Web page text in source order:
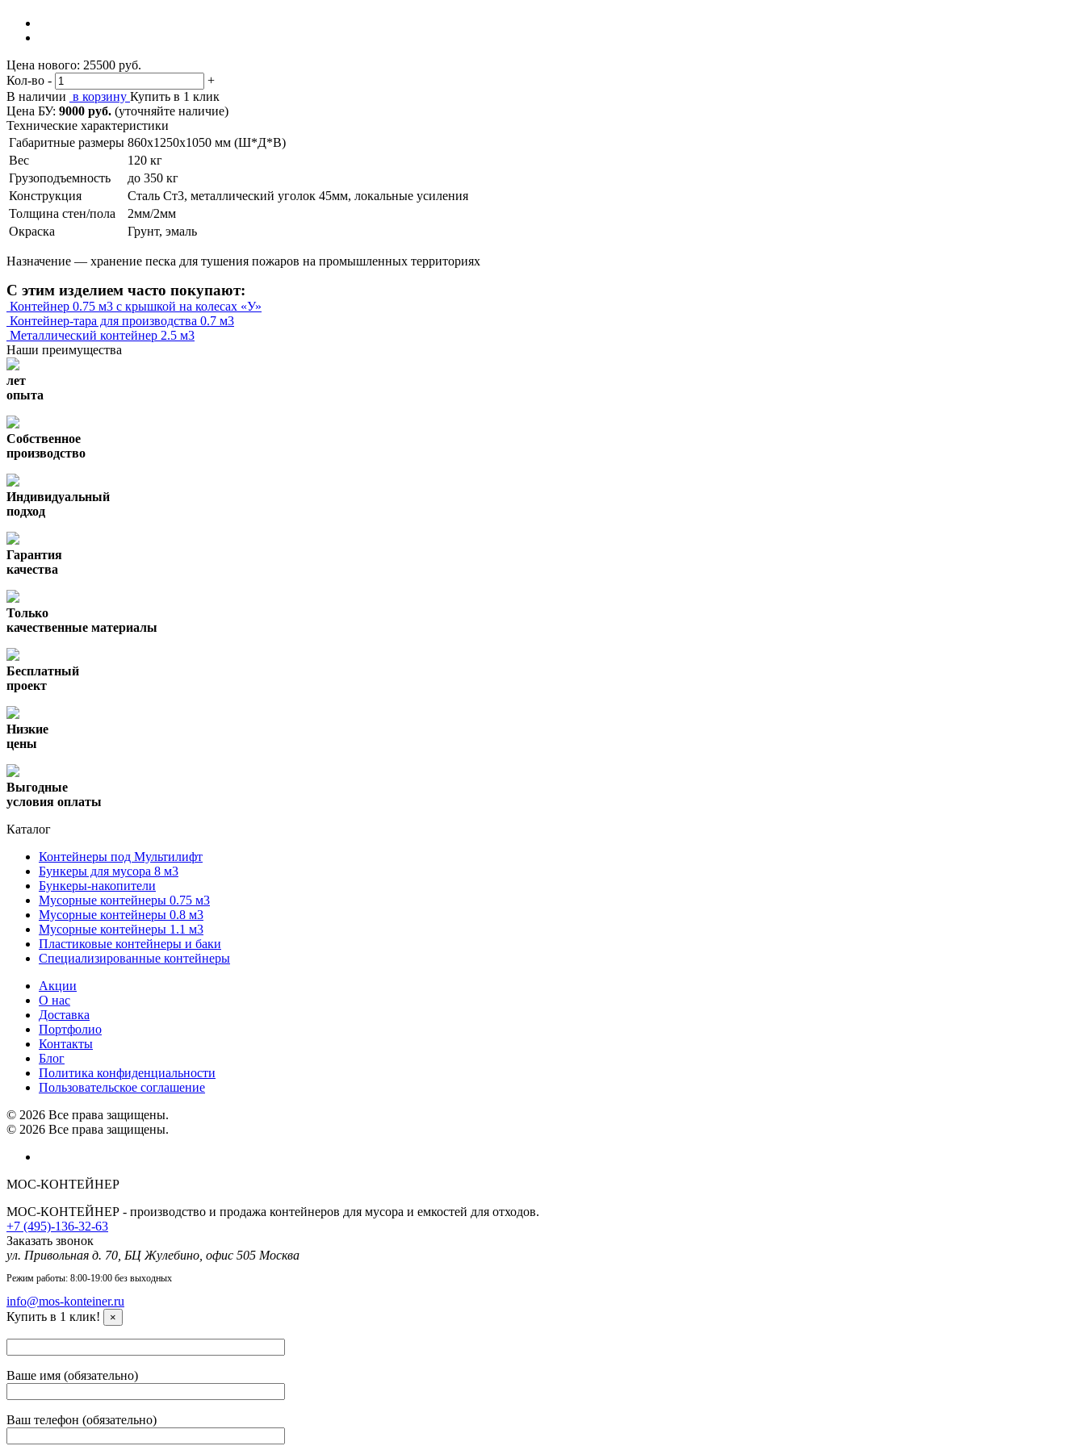
Цена нового: 25500 руб.
Кол-во -
+
В наличии в корзину Купить в 1 клик
Цена БУ: 9000 руб. (уточняйте наличие)
Технические характеристики
Габаритные размеры 860х1250х1050 мм (Ш*Д*В)
Вес
120 кг
Грузоподъемность
до 350 кг
Конструкция
Сталь Ст3, металлический уголок 45мм, локальные усиления
Толщина стен/пола
2мм/2мм
Окраска
Грунт, эмаль
Назначение — хранение песка для тушения пожаров на промышленных территориях
С этим изделием часто покупают:
Контейнер 0.75 м3 с крышкой на колесах «У»
Контейнер-тара для производства 0.7 м3
Металлический контейнер 2.5 м3
Наши преимущества
лет
опыта
Собственное
производство
Индивидуальный
подход
Гарантия
качества
Только
качественные материалы
Бесплатный
проект
Низкие
цены
Выгодные
условия оплаты
Каталог
Контейнеры под Мультилифт
Бункеры для мусора 8 м3
Бункеры-накопители
Мусорные контейнеры 0.75 м3
Мусорные контейнеры 0.8 м3
Мусорные контейнеры 1.1 м3
Пластиковые контейнеры и баки
Специализированные контейнеры
Акции
О нас
Доставка
Портфолио
Контакты
Блог
Политика конфиденциальности
Пользовательское соглашение
© 2026 Все права защищены.
© 2026 Все права защищены.
МОС-КОНТЕЙНЕР
МОС-КОНТЕЙНЕР - производство и продажа контейнеров для мусора и емкостей для отходов.
+7 (495)-136-32-63
Заказать звонок
ул. Привольная д. 70, БЦ Жулебино, офис 505 Москва
Режим работы: 8:00-19:00 без выходных
info@mos-konteiner.ru
Купить в 1 клик!
×
Ваше имя (обязательно)
Ваш телефон (обязательно)